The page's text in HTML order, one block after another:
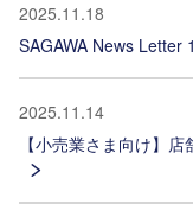
2025.11.18
SAGAWA News Letter
2025.11.14
【小売業さま向け】